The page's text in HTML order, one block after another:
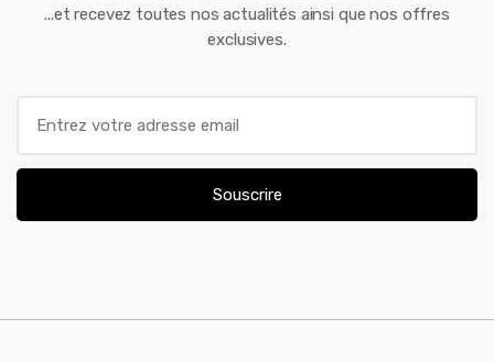
...et recevez toutes nos actualités ainsi que nos offres
exclusives.
a
l
Souscrire